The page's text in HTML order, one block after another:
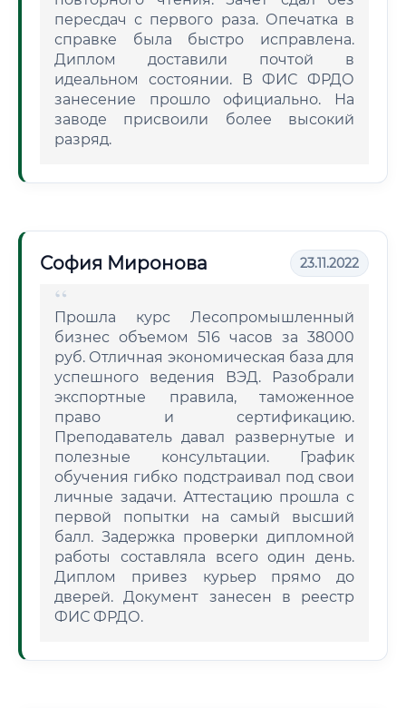
пересдач с первого раза. Опечатка в
справке была быстро исправлена.
Диплом доставили почтой в
идеальном состоянии. В ФИС ФРДО
занесение прошло официально. На
заводе присвоили более высокий
разряд.
София Миронова 23.11.2022
Прошла курс Лесопромышленный
бизнес объемом 516 часов за 38000
руб. Отличная экономическая база для
успешного ведения ВЭД. Разобрали
экспортные правила, таможенное
право и сертификацию.
Преподаватель давал развернутые и
полезные консультации. График
обучения гибко подстраивал под свои
личные задачи. Аттестацию прошла с
первой попытки на самый высший
балл. Задержка проверки дипломной
работы составляла всего один день.
Диплом привез курьер прямо до
дверей. Документ занесен в реестр
ФИС ФРДО.